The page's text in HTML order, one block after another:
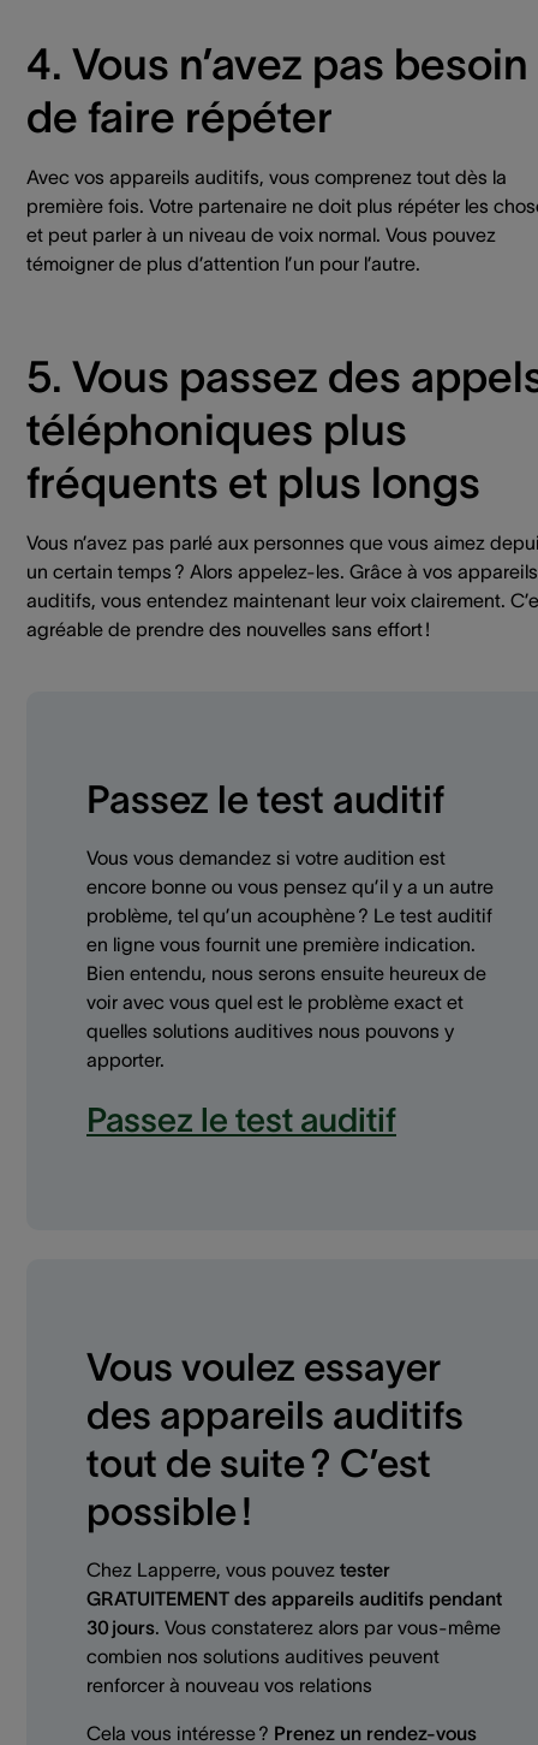
4. Vous n’avez pas besoin
de faire répéter
Avec vos appareils auditifs, vous comprenez tout dès la
première fois. Votre partenaire ne doit plus répéter les
et peut parler à un niveau de voix normal. Vous pouvez
témoigner de plus d’attention l’un pour l’autre.
5. Vous passez des
téléphoniques plus
fréquents et plus longs
Vous n’avez pas parlé aux personnes que vous aimez
un certain temps ? Alors appelez-les. Grâce à vos appareils
auditifs, vous entendez maintenant leur voix clairement.
agréable de prendre des nouvelles sans effort !
Passez le test auditif
Vous vous demandez si votre audition est
encore bonne ou vous pensez qu’il y a un autre
problème, tel qu’un acouphène ? Le test auditif
en ligne vous fournit une première indication.
Bien entendu, nous serons ensuite heureux de
voir avec vous quel est le problème exact et
quelles solutions auditives nous pouvons y
apporter.
Passez le test auditif
Vous voulez essayer
des appareils auditifs
tout de suite ? C’est
possible !
Chez Lapperre, vous pouvez tester
GRATUITEMENT des appareils auditifs pendant
30 jours. Vous constaterez alors par vous-même
combien nos solutions auditives peuvent
renforcer à nouveau vos relations
Cela vous intéresse ? Prenez un rendez-vous